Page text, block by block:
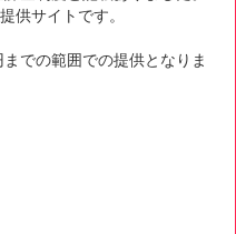
供サイトです。
での範囲での提供となりま